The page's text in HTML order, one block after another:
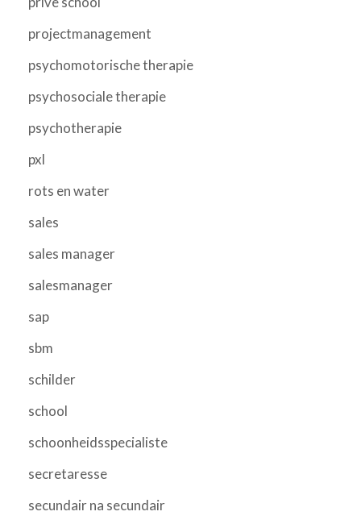
projectmanagement
psychomotorische therapie
psychosociale therapie
psychotherapie
pxl
rots en water
sales
sales manager
salesmanager
sap
sbm
schilder
school
schoonheidsspecialiste
secretaresse
secundair na secundair